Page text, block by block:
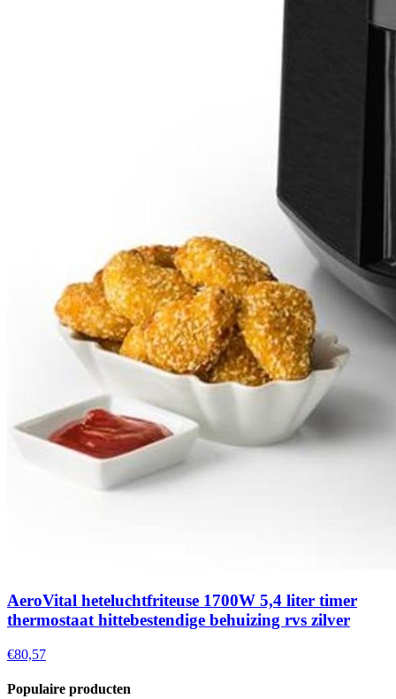
AeroVital heteluchtfriteuse 1700W 5,4 liter timer
thermostaat hittebestendige behuizing rvs zilver
€80,57
Populaire producten